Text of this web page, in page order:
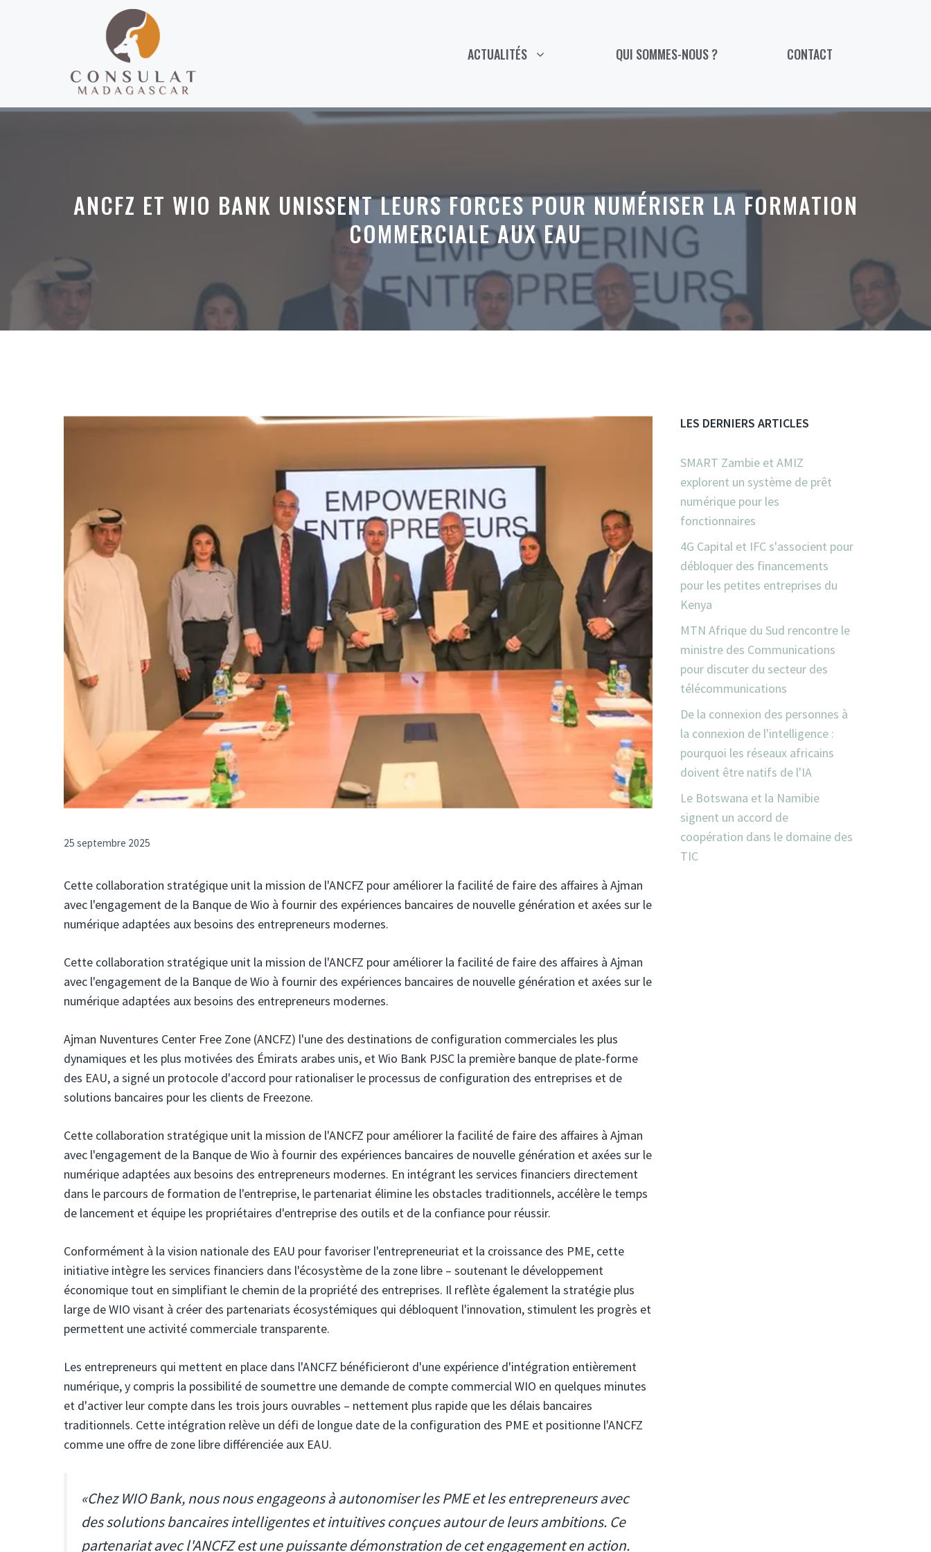
ACTUALITÉS QUI SOMMES-NOUS ? CONTACT
ANCFZ ET WIO BANK UNISSENT LEURS FORCES POUR NUMÉRISER LA FORMATION
COMMERCIALE AUX EAU
25 septembre 2025
Cette collaboration stratégique unit la mission de l'ANCFZ pour améliorer la facilité de faire des affaires à Ajman
avec l'engagement de la Banque de Wio à fournir des expériences bancaires de nouvelle génération et axées sur le
numérique adaptées aux besoins des entrepreneurs modernes.
Cette collaboration stratégique unit la mission de l'ANCFZ pour améliorer la facilité de faire des affaires à Ajman
avec l'engagement de la Banque de Wio à fournir des expériences bancaires de nouvelle génération et axées sur le
numérique adaptées aux besoins des entrepreneurs modernes.
Ajman Nuventures Center Free Zone (ANCFZ) l'une des destinations de configuration commerciales les plus
dynamiques et les plus motivées des Émirats arabes unis, et Wio Bank PJSC la première banque de plate-forme
des EAU, a signé un protocole d'accord pour rationaliser le processus de configuration des entreprises et de
solutions bancaires pour les clients de Freezone.
Cette collaboration stratégique unit la mission de l'ANCFZ pour améliorer la facilité de faire des affaires à Ajman
avec l'engagement de la Banque de Wio à fournir des expériences bancaires de nouvelle génération et axées sur le
numérique adaptées aux besoins des entrepreneurs modernes. En intégrant les services financiers directement
dans le parcours de formation de l'entreprise, le partenariat élimine les obstacles traditionnels, accélère le temps
de lancement et équipe les propriétaires d'entreprise des outils et de la confiance pour réussir.
Conformément à la vision nationale des EAU pour favoriser l'entrepreneuriat et la croissance des PME, cette
initiative intègre les services financiers dans l'écosystème de la zone libre – soutenant le développement
économique tout en simplifiant le chemin de la propriété des entreprises. Il reflète également la stratégie plus
large de WIO visant à créer des partenariats écosystémiques qui débloquent l'innovation, stimulent les progrès et
permettent une activité commerciale transparente.
Les entrepreneurs qui mettent en place dans l'ANCFZ bénéficieront d'une expérience d'intégration entièrement
numérique, y compris la possibilité de soumettre une demande de compte commercial WIO en quelques minutes
et d'activer leur compte dans les trois jours ouvrables – nettement plus rapide que les délais bancaires
traditionnels. Cette intégration relève un défi de longue date de la configuration des PME et positionne l'ANCFZ
comme une offre de zone libre différenciée aux EAU.
«Chez WIO Bank, nous nous engageons à autonomiser les PME et les entrepreneurs avec
des solutions bancaires intelligentes et intuitives conçues autour de leurs ambitions. Ce
partenariat avec l'ANCFZ est une puissante démonstration de cet engagement en action.
LES DERNIERS ARTICLES
SMART Zambie et AMIZ
explorent un système de prêt
numérique pour les
fonctionnaires
4G Capital et IFC s'associent pour
débloquer des financements
pour les petites entreprises du
Kenya
MTN Afrique du Sud rencontre le
ministre des Communications
pour discuter du secteur des
télécommunications
De la connexion des personnes à
la connexion de l'intelligence :
pourquoi les réseaux africains
doivent être natifs de l'IA
Le Botswana et la Namibie
signent un accord de
coopération dans le domaine des
TIC